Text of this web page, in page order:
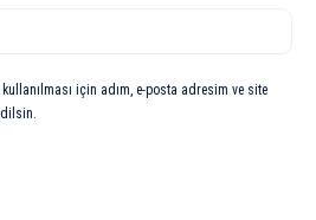
için adım, e-posta adresim ve site